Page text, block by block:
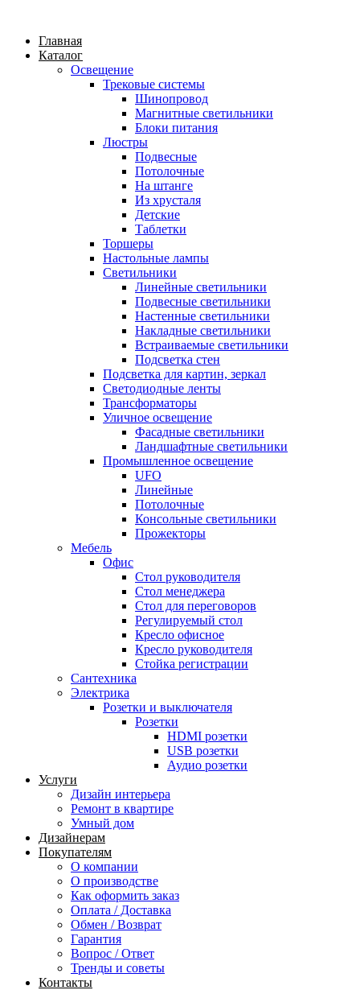
Главная
Каталог
Освещение
Трековые системы
Шинопровод
Магнитные светильники
Блоки питания
Люстры
Подвесные
Потолочные
На штанге
Из хрусталя
Детские
Таблетки
Торшеры
Настольные лампы
Светильники
Линейные светильники
Подвесные светильники
Настенные светильники
Накладные светильники
Встраиваемые светильники
Подсветка стен
Подсветка для картин, зеркал
Светодиодные ленты
Трансформаторы
Уличное освещение
Фасадные светильники
Ландшафтные светильники
Промышленное освещение
UFO
Линейные
Потолочные
Консольные светильники
Прожекторы
Мебель
Офис
Стол руководителя
Стол менеджера
Стол для переговоров
Регулируемый стол
Кресло офисное
Кресло руководителя
Стойка регистрации
Сантехника
Электрика
Розетки и выключателя
Розетки
HDMI розетки
USB розетки
Аудио розетки
Услуги
Дизайн интерьера
Ремонт в квартире
Умный дом
Дизайнерам
Покупателям
О компании
О производстве
Как оформить заказ
Оплата / Доставка
Обмен / Возврат
Гарантия
Вопрос / Ответ
Тренды и советы
Контакты